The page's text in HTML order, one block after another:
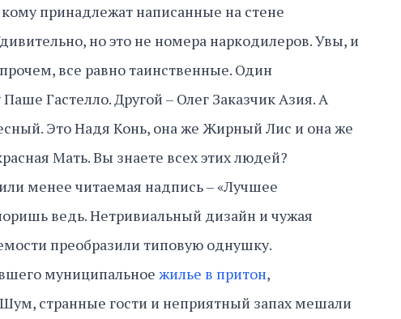
принадлежат написанные на стене
но это не номера наркодилеров. Увы, и
все равно таинственные. Один
Гастелло. Другой – Олег Заказчик Азия. А
Это Надя Конь, она же Жирный Лис и она же
Мать. Вы знаете всех этих людей?
менее читаемая надпись – «Лучшее
ведь. Нетривиальный дизайн и чужая
преобразили типовую однушку.
муниципальное жилье в притон,
странные гости и неприятный запах мешали